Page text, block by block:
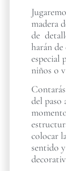
madera
de
harán
especial
niños o
del paso
colocar
sentido